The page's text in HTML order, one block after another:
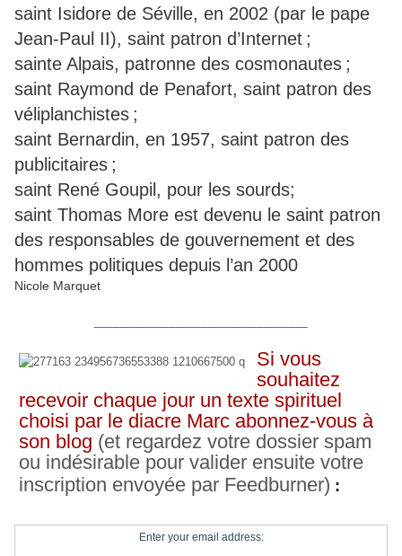
saint Isidore de Séville, en 2002 (par le pape
Jean-Paul II), saint patron d’Internet ;
sainte Alpais, patronne des cosmonautes ;
saint Raymond de Penafort, saint patron des
véliplanchistes ;
saint Bernardin, en 1957, saint patron des
publicitaires ;
saint René Goupil, pour les sourds;
saint Thomas More est devenu le saint patron
des responsables de gouvernement et des
hommes politiques depuis l’an 2000
Nicole Marquet
Si vous
souhaitez
recevoir chaque jour un texte spirituel
choisi par le diacre Marc abonnez-vous à
son blog (et regardez votre dossier spam
ou indésirable pour valider ensuite votre
inscription envoyée par Feedburner) :
Enter your email address: